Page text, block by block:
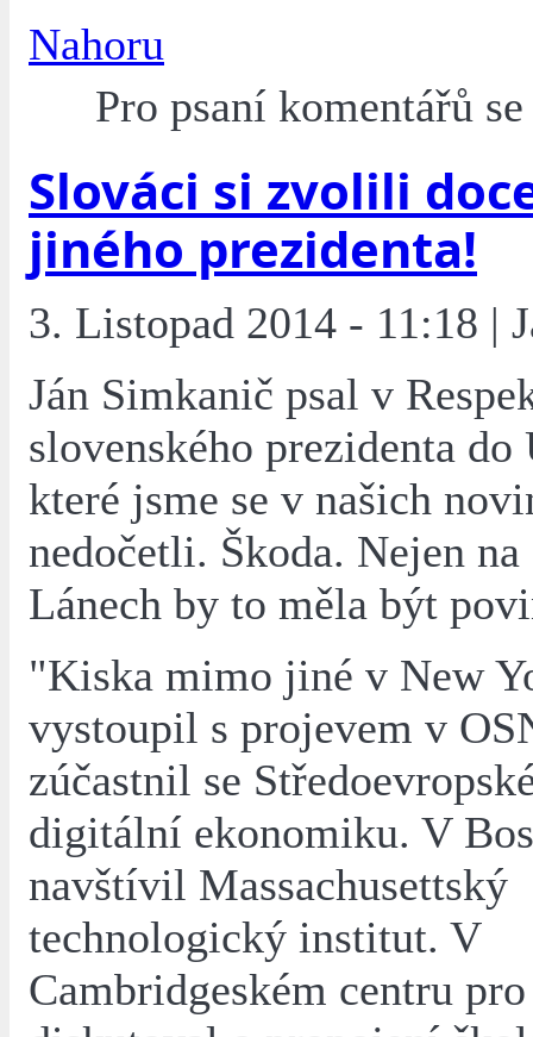
Nahoru
Pro psaní komentářů
Slováci si zvolili
jiného prezidenta!
3. Listopad 2014 - 11:18 |
Ján Simkanič psal v
slovenského prezidenta do
které jsme se v našich
nedočetli. Škoda. Nejen
Lánech by to měla být
"Kiska mimo jiné v New
vystoupil s projevem v
zúčastnil se
digitální ekonomiku. V
navštívil Massachusettský
technologický institut. V
Cambridgeském centru